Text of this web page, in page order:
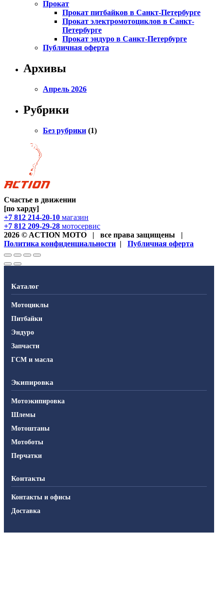
Прокат
Прокат питбайков в Санкт-Петербурге
Прокат электромотоциклов в Санкт-
Петербурге
Прокат эндуро в Санкт-Петербурге
Публичная оферта
Архивы
Апрель 2026
Рубрики
Без рубрики (1)
Счастье в движении
[по харду]
+7 812 214-20-10 магазин
+7 812 209-29-28 мотосервис
2026 © ACTION MOTO | все права защищены |
Политика конфиденциальности | Публичная оферта
Каталог
Мотоциклы
Питбайки
Эндуро
Запчасти
ГСМ и масла
Экипировка
Мотоэкипировка
Шлемы
Мотоштаны
Мотоботы
Перчатки
Контакты
Контакты и офисы
Доставка